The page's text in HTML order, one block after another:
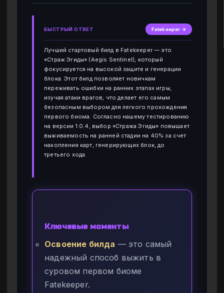
БЫСТРЫЙ ОТВЕТ Fatekeeper →
Лучший стартовый билд в Fatekeeper — это
«Страж Эгиды» (Aegis Sentinel), который
фокусируется на высокой защите и генерации
блока. Этот билд позволяет новичкам
переживать ошибки на ранних этапах игры,
изучая атаки врагов, что делает его самым
безопасным выбором для легкого прохождения
первого биома. Согласно нашему тестированию
на версии 1.0.4, выбор «Стража Эгиды» повышает
выживаемость на ранней стадии на 40% за счет
накопления карт, генерирующих блок, до
третьего хода.
Ключевые моменты
Освоение билда — это самый
надежный способ выжить в
суровом первом биоме
Fatekeeper.